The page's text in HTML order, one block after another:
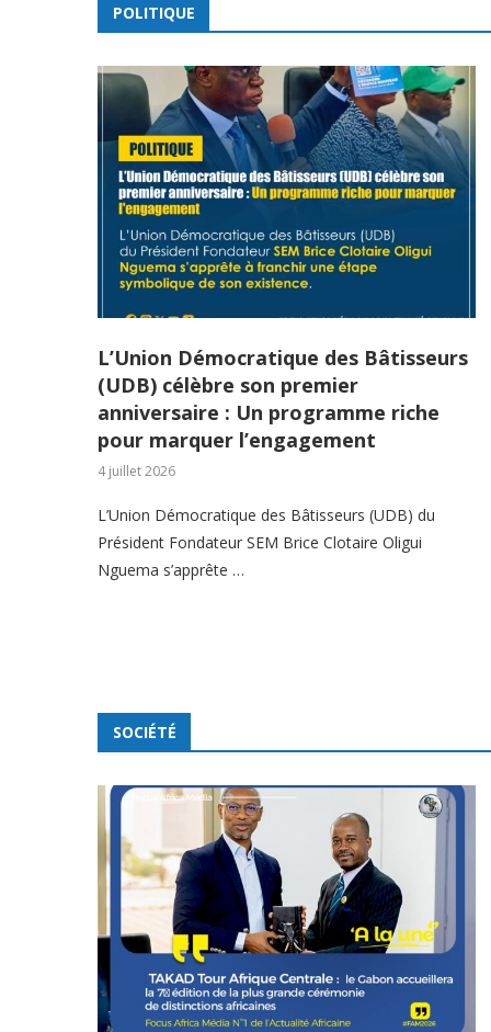
POLITIQUE
L’Union Démocratique des Bâtisseurs
(UDB) célèbre son premier
anniversaire : Un programme riche
pour marquer l’engagement
4 juillet 2026
L’Union Démocratique des Bâtisseurs (UDB) du
Président Fondateur SEM Brice Clotaire Oligui
Nguema s’apprête …
SOCIÉTÉ